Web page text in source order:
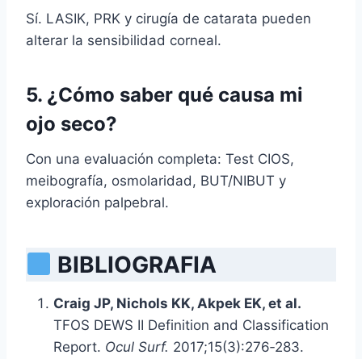
Sí. LASIK, PRK y cirugía de catarata pueden
alterar la sensibilidad corneal.
5. ¿Cómo saber qué causa mi
ojo seco?
Con una evaluación completa: Test CIOS,
meibografía, osmolaridad, BUT/NIBUT y
exploración palpebral.
BIBLIOGRAFIA
Craig JP, Nichols KK, Akpek EK, et al.
TFOS DEWS II Definition and Classification
Report. Ocul Surf. 2017;15(3):276‑283.